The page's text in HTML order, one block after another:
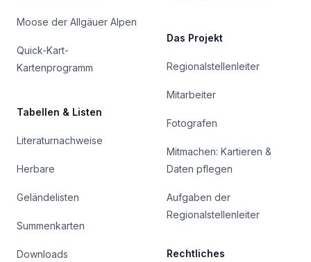
Moose der Allgäuer Alpen
Quick-Kart-
Kartenprogramm
Tabellen & Listen
Literaturnachweise
Herbare
Geländelisten
Summenkarten
Downloads
Das Projekt
Regionalstellenleiter
Mitarbeiter
Fotografen
Mitmachen: Kartieren &
Daten pflegen
Aufgaben der
Regionalstellenleiter
Rechtliches